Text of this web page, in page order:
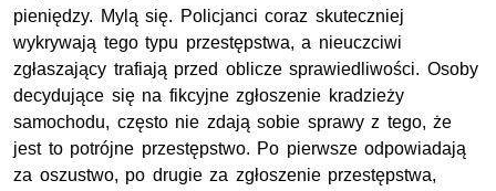
pieniędzy. Mylą się. Policjanci coraz skuteczniej
wykrywają tego typu przestępstwa, a nieuczciwi
zgłaszający trafiają przed oblicze sprawiedliwości. Osoby
decydujące się na fikcyjne zgłoszenie kradzieży
samochodu, często nie zdają sobie sprawy z tego, że
jest to potrójne przestępstwo. Po pierwsze odpowiadają
za oszustwo, po drugie za zgłoszenie przestępstwa,